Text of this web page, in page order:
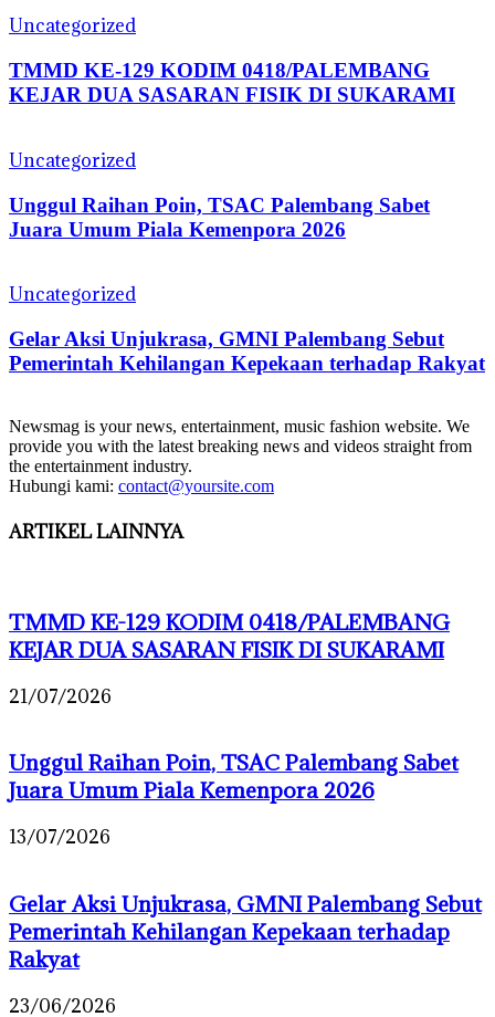
Uncategorized
TMMD KE-129 KODIM 0418/PALEMBANG
KEJAR DUA SASARAN FISIK DI SUKARAMI
Uncategorized
Unggul Raihan Poin, TSAC Palembang Sabet
Juara Umum Piala Kemenpora 2026
Uncategorized
Gelar Aksi Unjukrasa, GMNI Palembang Sebut
Pemerintah Kehilangan Kepekaan terhadap Rakyat
Newsmag is your news, entertainment, music fashion website. We
provide you with the latest breaking news and videos straight from
the entertainment industry.
Hubungi kami: contact@yoursite.com
ARTIKEL LAINNYA
TMMD KE-129 KODIM 0418/PALEMBANG
KEJAR DUA SASARAN FISIK DI SUKARAMI
21/07/2026
Unggul Raihan Poin, TSAC Palembang Sabet
Juara Umum Piala Kemenpora 2026
13/07/2026
Gelar Aksi Unjukrasa, GMNI Palembang Sebut
Pemerintah Kehilangan Kepekaan terhadap
Rakyat
23/06/2026